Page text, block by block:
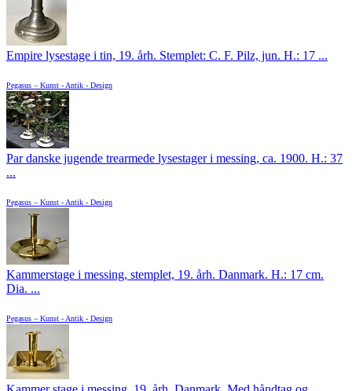
Empire lysestage i tin, 19. årh. Stemplet: C. F. Pilz, jun. H.: 17 ...
Pegasus – Kunst - Antik - Design
Par danske jugende trearmede lysestager i messing, ca. 1900. H.: 37
...
Pegasus – Kunst - Antik - Design
Kammerstage i messing, stemplet, 19. årh. Danmark. H.: 17 cm.
Dia. ...
Pegasus – Kunst - Antik - Design